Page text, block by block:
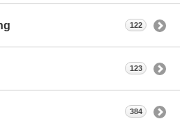
122
123
384